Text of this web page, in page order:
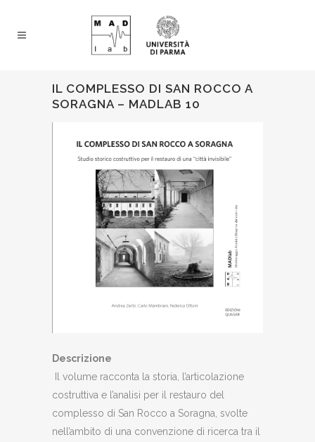
IL COMPLESSO DI SAN ROCCO A
SORAGNA – MADLAB 10
Descrizione
Il volume racconta la storia, l’articolazione
costruttiva e l’analisi per il restauro del
complesso di San Rocco a Soragna, svolte
nell’ambito di una convenzione di ricerca tra il